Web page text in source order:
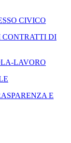
CIVICO
CONTRATTI DI
LAVORO
E